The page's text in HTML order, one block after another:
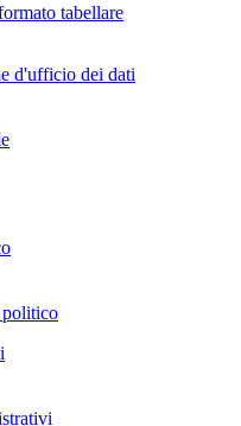
tabellare
d'ufficio dei dati